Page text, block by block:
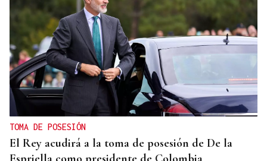
TOMA DE POSESIÓN
El Rey acudirá a la toma de posesión de De la